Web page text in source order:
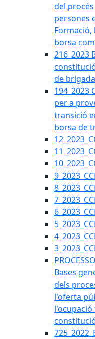
del
persones
Formació,
borsa
216_2023
de
194_2023
per a
transició
borsa de
Bases
dels
l'oferta
l'ocupació